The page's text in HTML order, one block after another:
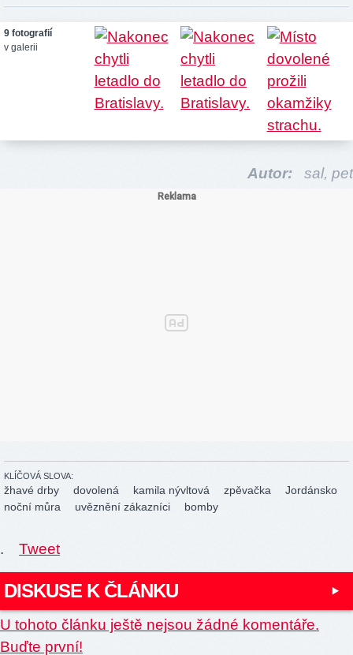
9 fotografií
v galerii
Autor: sal, pet
KLÍČOVÁ SLOVA:
žhavé drby dovolená kamila nývltová zpěvačka
Jordánsko
noční můra
uvěznění zákazníci bomby
. Tweet
DISKUSE K ČLÁNKU
U tohoto článku ještě nejsou žádné komentáře.
Buďte první!